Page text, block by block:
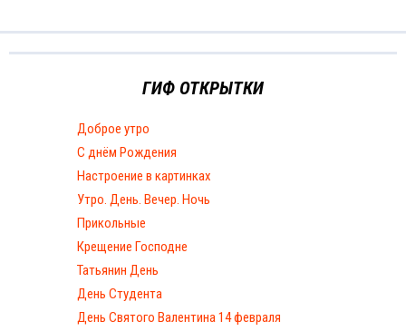
ГИФ ОТКРЫТКИ
Доброе утро
С днём Рождения
Настроение в картинках
Утро. День. Вечер. Ночь
Прикольные
Крещение Господне
Татьянин День
День Студента
День Святого Валентина 14 февраля